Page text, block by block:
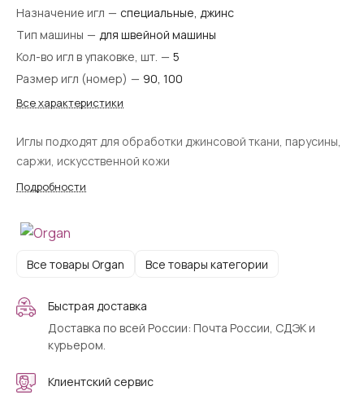
Назначение игл — специальные, джинс
Тип машины — для швейной машины
Кол-во игл в упаковке, шт. — 5
Размер игл (номер) — 90, 100
Все характеристики
Иглы подходят для обработки джинсовой ткани, парусины,
саржи, искусственной кожи
Подробности
Все товары Organ Все товары категории
Быстрая доставка
Доставка по всей России: Почта России, СДЭК и
курьером.
Клиентский сервис